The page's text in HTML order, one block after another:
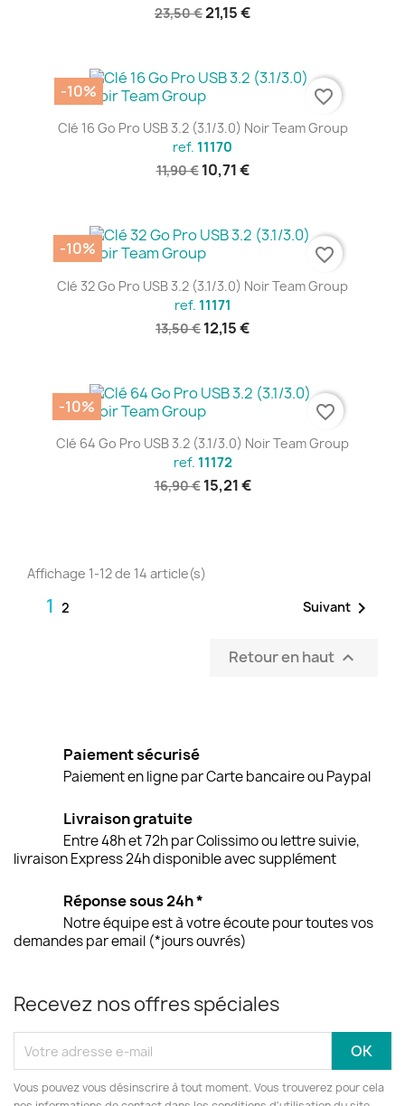
23,50 €21,15 €
Clé 16 Go Pro USB 3.2 (3.1/3.0) Noir Team Group
ref. 11170
11,90 € 10,71 €
-10% favorite_border
Clé 32 Go Pro USB 3.2 (3.1/3.0) Noir Team Group
ref. 11171
13,50 € 12,15 €
-10% favorite_border
Clé 64 Go Pro USB 3.2 (3.1/3.0) Noir Team Group
ref. 11172
16,90 € 15,21 €
-10% favorite_border
Affichage 1-12 de 14 article(s)
1 2 Suivant 
Retour en haut 
Paiement sécurisé
Paiement en ligne par Carte bancaire ou Paypal
Livraison gratuite
Entre 48h et 72h par Colissimo ou lettre suivie,
livraison Express 24h disponible avec supplément
Réponse sous 24h *
Notre équipe est à votre écoute pour toutes vos
demandes par email (*jours ouvrés)
Recevez nos offres spéciales
Vous pouvez vous désinscrire à tout moment. Vous trouverez pour cela